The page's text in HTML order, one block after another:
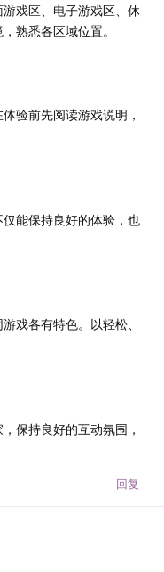
戏区、电子游戏区、休
熟悉各区域位置。
验前先阅读游戏说明，
能保持良好的体验，也
戏各有特色。以轻松、
保持良好的互动氛围，
回复